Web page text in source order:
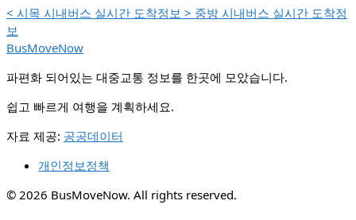
< 시목 시내버스 실시간 도착정보 > 중방 시내버스 실시간 도착정
보
BusMoveNow
파편화 되어있는 대중교통 정보를 한곳에 모았습니다.
쉽고 빠르게 여행을 계획하세요.
자료 제공: 공공데이터
개인정보정책
© 2026 BusMoveNow. All rights reserved.